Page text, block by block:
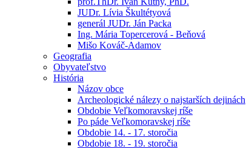
JUDr. Lívia Škultétyová
generál JUDr. Ján Packa
Ing. Mária Topercerová - Beňová
Mišo Kováč-Adamov
Geografia
Obyvateľstvo
História
Názov obce
Archeologické nálezy o najstarších dejinách
Obdobie Veľkomoravskej ríše
Po páde Veľkomoravskej ríše
Obdobie 14. - 17. storočia
Obdobie 18. - 19. storočia